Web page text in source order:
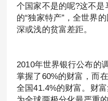
个国家不是的呢?这不
的“独家特产”，全世界
深或浅的贫富差距。
2010年世界银行公布的
掌握了60%的财富，而
全国41.4%的财富。财